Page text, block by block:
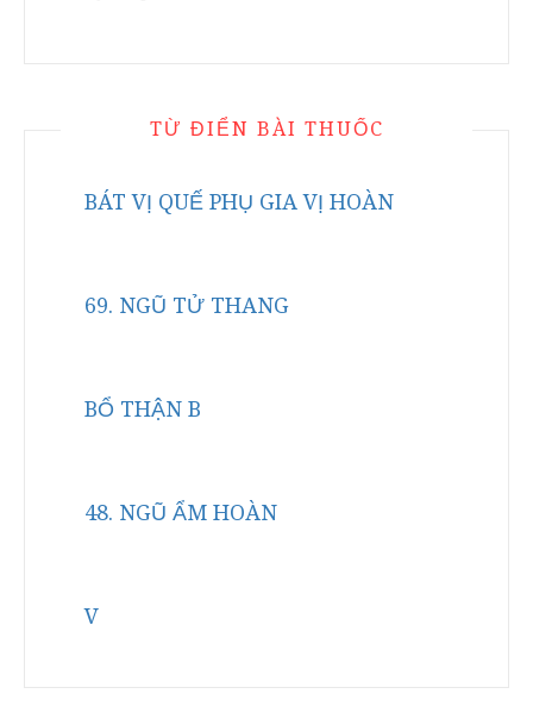
TỪ ĐIỂN BÀI THUỐC
BÁT VỊ QUẾ PHỤ GIA VỊ HOÀN
69. NGŨ TỬ THANG
BỔ THẬN B
48. NGŨ ẨM HOÀN
V